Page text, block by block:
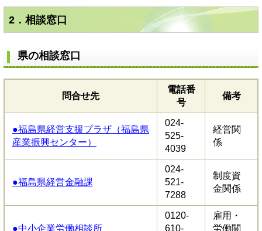
2．相談窓口
県の相談窓口
問合せ先
電話番
号
備考
●福島県経営支援プラザ（福島県
産業振興センター）
024-
525-
4039
経営関
係
●福島県経営金融課
024-
521-
7288
制度資
金関係
●中小企業労働相談所
0120-
610-
雇用・
労働関